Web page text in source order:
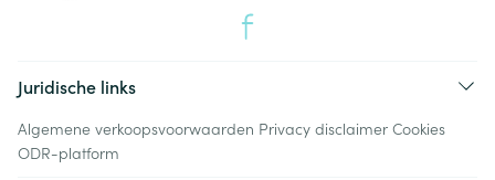
Juridische links
Algemene verkoopsvoorwaarden Privacy disclaimer Cookies
ODR-platform